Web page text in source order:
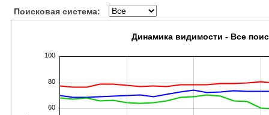
Поисковая система:
60
80
100
Динамика видимости - Все